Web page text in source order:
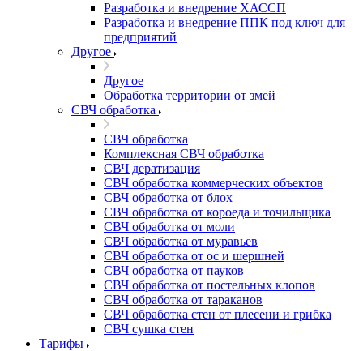
Разработка и внедрение ХАССП
Разработка и внедрение ППК под ключ для
предприятий
Другое
Другое
Обработка территории от змей
СВЧ обработка
СВЧ обработка
Комплексная СВЧ обработка
СВЧ дератизация
СВЧ обработка коммерческих объектов
СВЧ обработка от блох
СВЧ обработка от короеда и точильщика
СВЧ обработка от моли
СВЧ обработка от муравьев
СВЧ обработка от ос и шершней
СВЧ обработка от пауков
СВЧ обработка от постельных клопов
СВЧ обработка от тараканов
СВЧ обработка стен от плесени и грибка
СВЧ сушка стен
Тарифы